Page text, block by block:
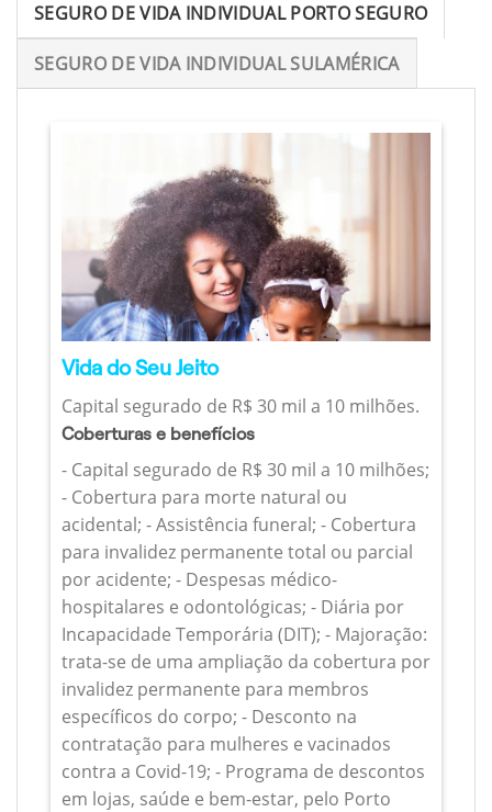
SEGURO DE VIDA INDIVIDUAL PORTO SEGURO
SEGURO DE VIDA INDIVIDUAL SULAMÉRICA
Vida do Seu Jeito
Capital segurado de R$ 30 mil a 10 milhões.
Coberturas e benefícios
- Capital segurado de R$ 30 mil a 10 milhões;
- Cobertura para morte natural ou
acidental; - Assistência funeral; - Cobertura
para invalidez permanente total ou parcial
por acidente; - Despesas médico-
hospitalares e odontológicas; - Diária por
Incapacidade Temporária (DIT); - Majoração:
trata-se de uma ampliação da cobertura por
invalidez permanente para membros
específicos do corpo; - Desconto na
contratação para mulheres e vacinados
contra a Covid-19; - Programa de descontos
em lojas, saúde e bem-estar, pelo Porto